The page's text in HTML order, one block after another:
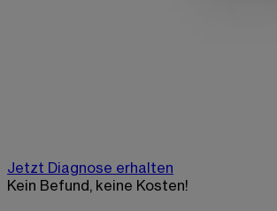
Jetzt Diagnose erhalten
Kein Befund, keine Kosten!